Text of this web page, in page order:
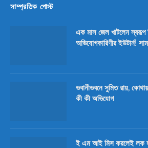
সাম্প্রতিক পোস্ট
এক মাস জেল খাটলেন স্বরূপ
অভিযোগকারিণীর ইউটার্ন!
ভবানীভবনে সুমিত রায়,
কী কী অভিযোগ
ই এম আই মিস করলেই লক